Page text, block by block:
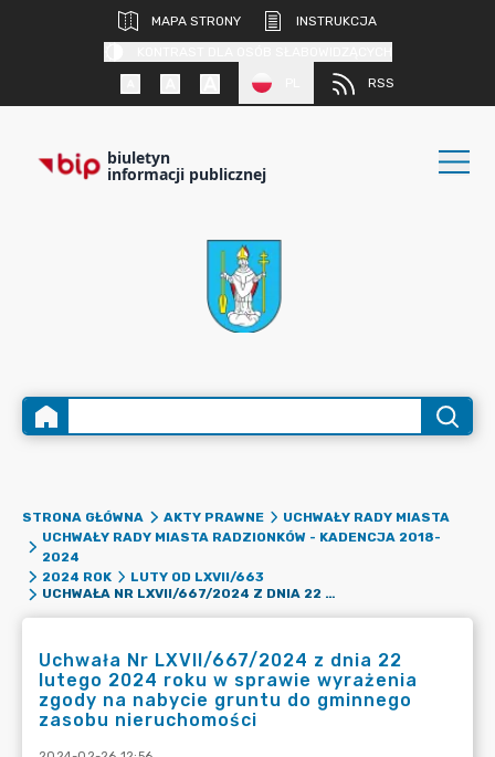
MAPA STRONY
INSTRUKCJA
RSS
biuletyn
informacji publicznej
STRONA GŁÓWNA AKTY PRAWNE
UCHWAŁY RADY MIASTA
UCHWAŁY RADY MIASTA RADZIONKÓW - KADENCJA 2018-
2024
2024 ROK
LUTY OD LXVII/663
UCHWAŁA NR LXVII/667/2024 Z DNIA 22 LUTEGO 2024 ROKU W SPRAWIE WYRAŻENIA ZGODY NA NABYCIE GRUNTU DO GMINNEGO ZASOBU NIERUCHOMOŚCI
Uchwała Nr LXVII/667/2024 z dnia 22
lutego 2024 roku w sprawie wyrażenia
zgody na nabycie gruntu do gminnego
zasobu nieruchomości